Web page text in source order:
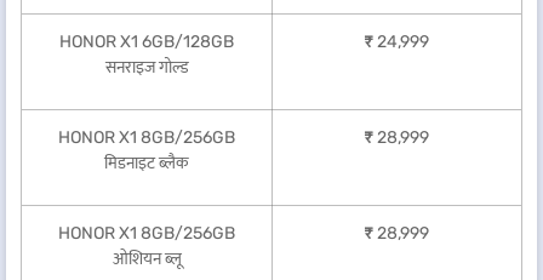
HONOR X1 6GB/128GB
सनराइज गोल्ड
₹24,999
HONOR X1 8GB/256GB
मिडनाइट ब्लैक
₹28,999
HONOR X1 8GB/256GB
ओशियन ब्लू
₹28,999